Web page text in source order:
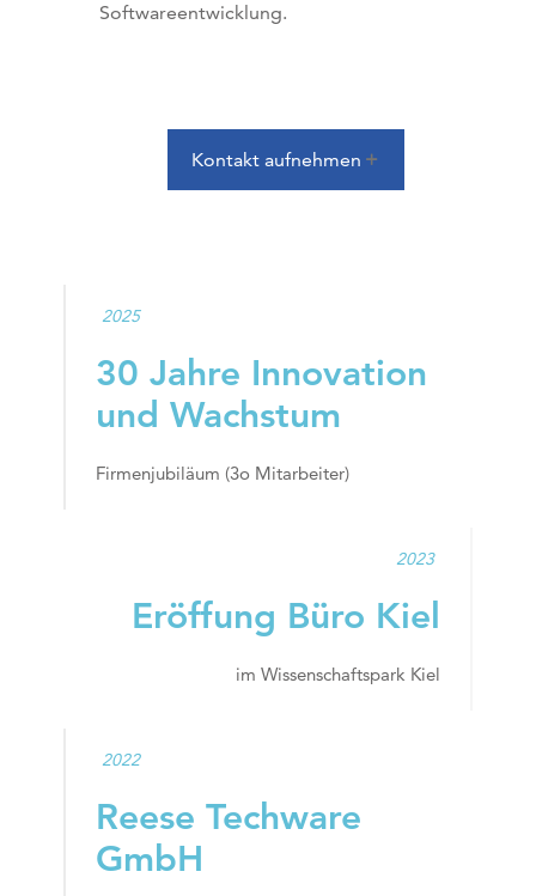
Softwareentwicklung.
Kontakt aufnehmen
2025
30 Jahre Innovation
und Wachstum
Firmenjubiläum (3o Mitarbeiter)
2023
Eröffung Büro Kiel
im Wissenschaftspark Kiel
2022
Reese Techware
GmbH